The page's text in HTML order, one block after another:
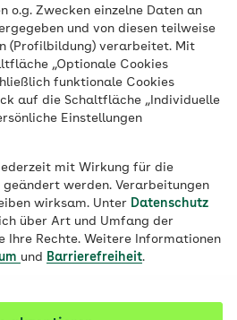
o.g. Zwecken einzelne Daten an
und von diesen teilweise
(Profilbildung) verarbeitet. Mit
„Optionale Cookies
funktionale Cookies
auf die Schaltfläche „Individuelle
Einstellungen
mit Wirkung für die
werden. Verarbeitungen
wirksam. Unter Datenschutz
über Art und Umfang der
Ihre Rechte. Weitere Informationen
und Barrierefreiheit.
am 15.01.2026
Fieber zu
der Stirn, unter der
Kindern und
Ergebnisse
Ärzte und Ärztinnen
erfahren Sie hier.